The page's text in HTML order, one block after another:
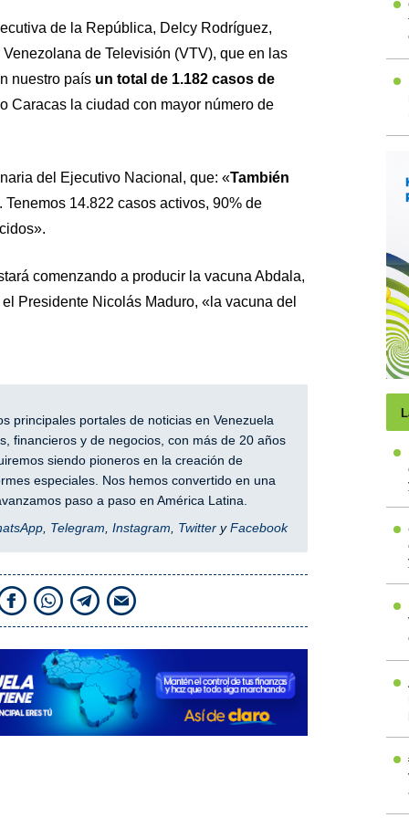
de la República, Delcy Rodríguez,
de Televisión (VTV), que en las
nuestro país un total de 1.182 casos de
Caracas la ciudad con mayor número de
del Ejecutivo Nacional, que: «También
Tenemos 14.822 casos activos, 90% de
comenzando a producir la vacuna Abdala,
Presidente Nicolás Maduro, «la vacuna del
principales portales de noticias en Venezuela
financieros y de negocios, con más de 20 años
siendo pioneros en la creación de
especiales. Nos hemos convertido en una
paso a paso en América Latina.
, Telegram, Instagram, TwitteryFacebook